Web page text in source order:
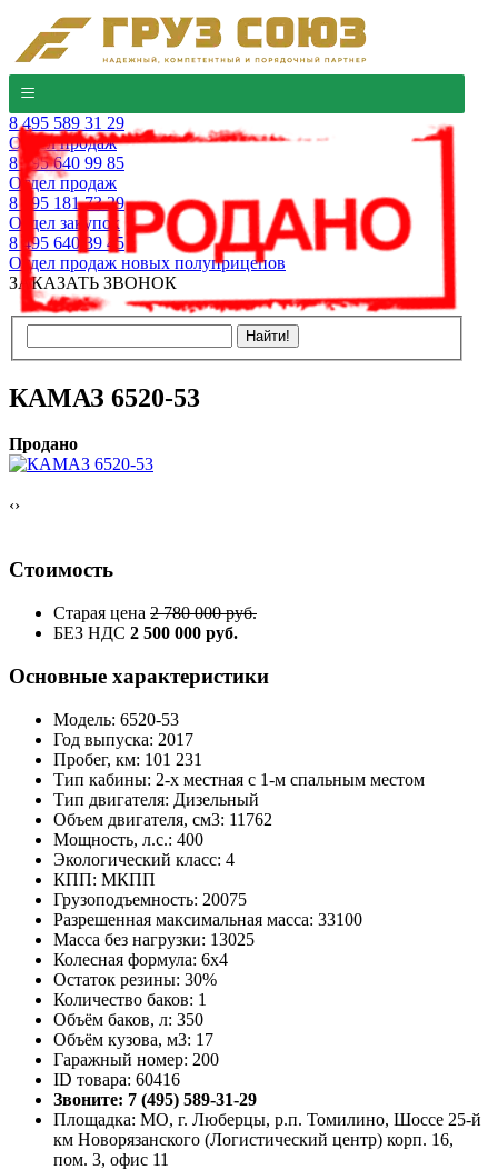
8 495 589 31 29
Отдел продаж
8 495 640 99 85
Отдел продаж
8 495 181 73 29
Отдел закупок
8 495 640 39 45
Отдел продаж новых полуприцепов
ЗАКАЗАТЬ ЗВОНОК
КАМАЗ 6520-53
Продано
‹›
Стоимость
Старая цена 2 780 000 руб.
БЕЗ НДС 2 500 000 руб.
Основные характеристики
Модель: 6520-53
Год выпуска: 2017
Пробег, км: 101 231
Тип кабины: 2-х местная с 1-м спальным местом
Тип двигателя: Дизельный
Объем двигателя, см3: 11762
Мощность, л.с.: 400
Экологический класс: 4
КПП: МКПП
Грузоподъемность: 20075
Разрешенная максимальная масса: 33100
Масса без нагрузки: 13025
Колесная формула: 6x4
Остаток резины: 30%
Количество баков: 1
Объём баков, л: 350
Объём кузова, м3: 17
Гаражный номер: 200
ID товара: 60416
Звоните: 7 (495) 589-31-29
Площадка: МО, г. Люберцы, р.п. Томилино, Шоссе 25-й
км Новорязанского (Логистический центр) корп. 16,
пом. 3, офис 11